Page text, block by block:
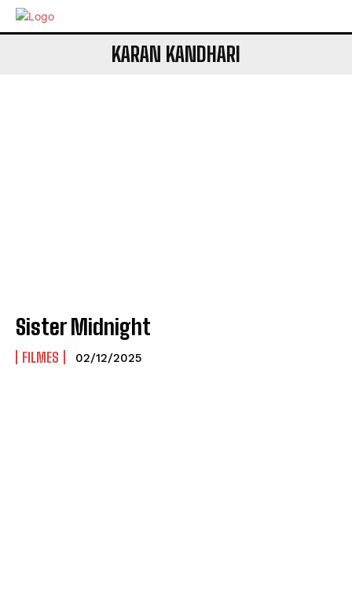
KARAN KANDHARI
Sister Midnight
FILMES 02/12/2025